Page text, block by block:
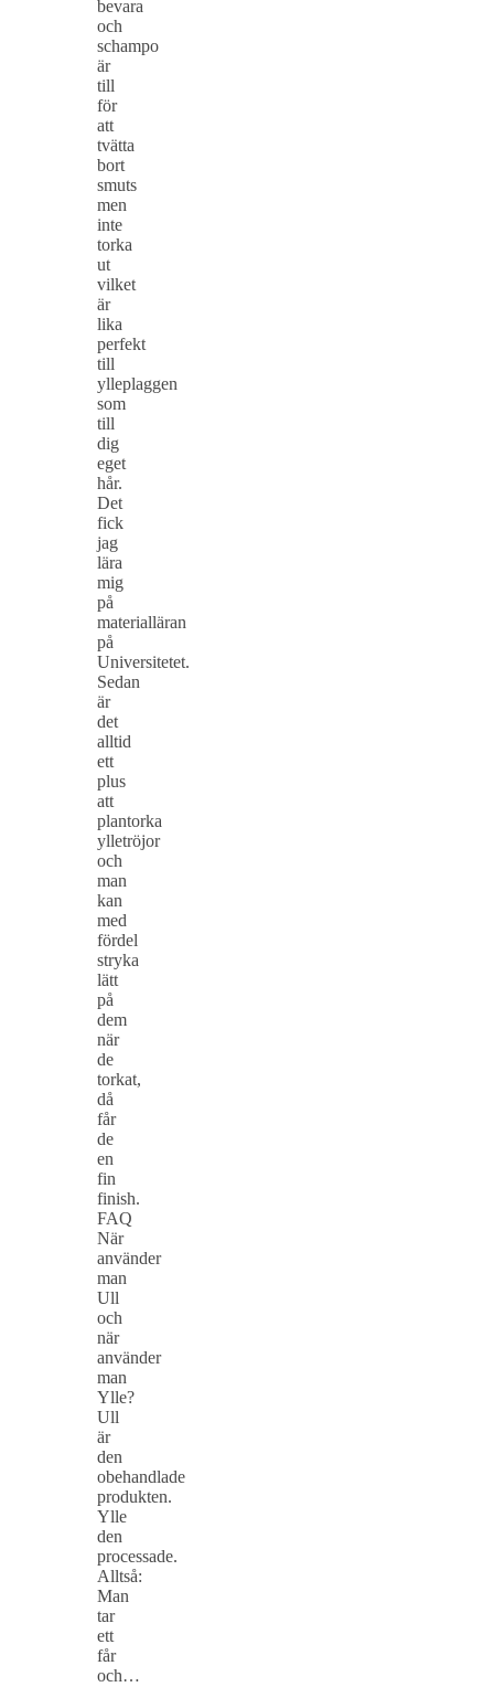
bevara
och
schampo
är
till
för
att
tvätta
bort
smuts
men
inte
torka
ut
vilket
är
lika
perfekt
till
ylleplaggen
som
till
dig
eget
hår.
Det
fick
jag
lära
mig
på
materialläran
på
Universitetet.
Sedan
är
det
alltid
ett
plus
att
plantorka
ylletröjor
och
man
kan
med
fördel
stryka
lätt
på
dem
när
de
torkat,
då
får
de
en
fin
finish.
FAQ
När
använder
man
Ull
och
när
använder
man
Ylle?
Ull
är
den
obehandlade
produkten.
Ylle
den
processade.
Alltså:
Man
tar
ett
får
och…